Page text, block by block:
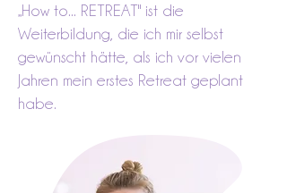
„How to... RETREAT" ist die
Weiterbildung, die ich mir selbst
gewünscht hätte, als ich vor vielen
Jahren mein erstes Retreat geplant
habe.